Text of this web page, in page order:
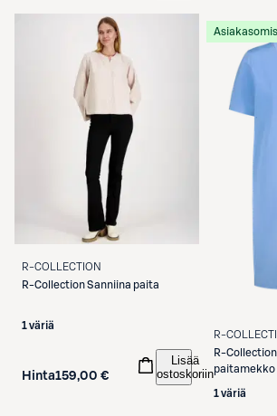
R-COLLECTION
R-CollectionSanniina paita
1 väriä
Hinta159,00 €
Lisää
ostoskoriin
R-
R-Collection
paitamekko
1 väriä